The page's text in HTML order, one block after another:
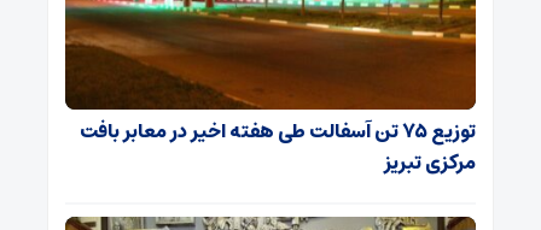
توزیع ۷۵ تن آسفالت طی هفته اخیر در معابر بافت
مرکزی تبریز